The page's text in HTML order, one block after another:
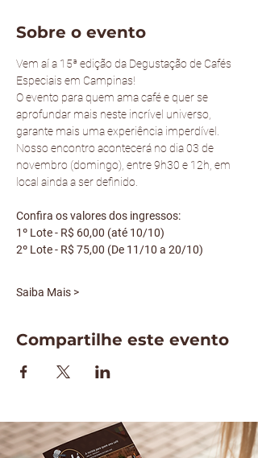
Sobre o evento
Vem aí a 15ª edição da Degustação de Cafés
Especiais em Campinas!
O evento para quem ama café e quer se
aprofundar mais neste incrível universo,
garante mais uma experiência imperdível.
Nosso encontro acontecerá no dia 03 de
novembro (domingo), entre 9h30 e 12h, em
local ainda a ser definido.
Confira os valores dos ingressos:
1º Lote - R$ 60,00 (até 10/10)
2º Lote - R$ 75,00 (De 11/10 a 20/10)
Saiba Mais >
Compartilhe este evento